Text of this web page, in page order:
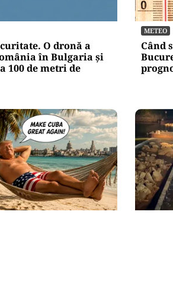
O dronă a
în Bulgaria şi
100 de metri de
METEO
Când